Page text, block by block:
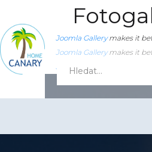
Joomla Gallerymakes it
Joomla Gallerymakes it
Joomla Gallery